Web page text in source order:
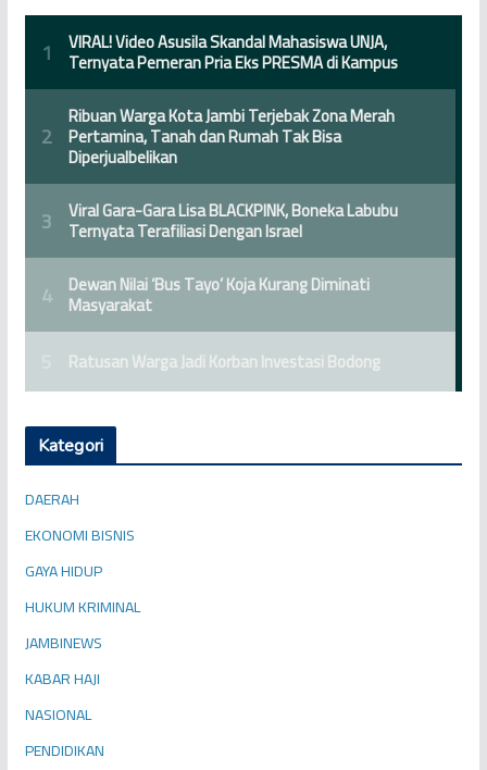
Kategori
DAERAH
EKONOMI BISNIS
GAYA HIDUP
HUKUM KRIMINAL
JAMBINEWS
KABAR HAJI
NASIONAL
PENDIDIKAN